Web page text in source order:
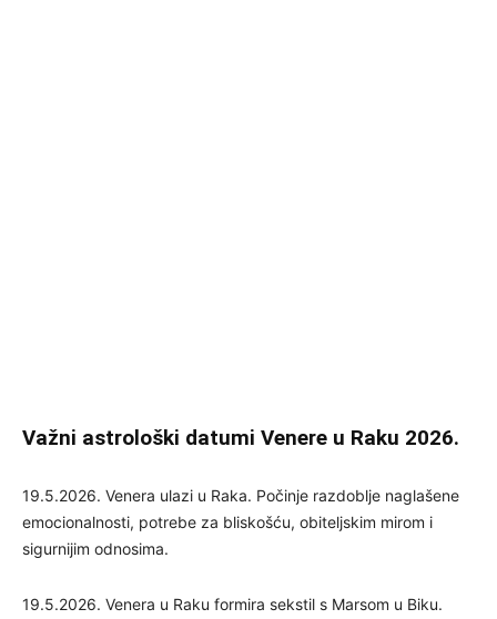
Važni astrološki datumi Venere u Raku 2026.
19.5.2026. Venera ulazi u Raka. Počinje razdoblje naglašene
emocionalnosti, potrebe za bliskošću, obiteljskim mirom i
sigurnijim odnosima.
19.5.2026. Venera u Raku formira sekstil s Marsom u Biku.